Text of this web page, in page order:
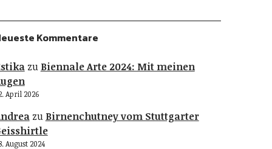
Kommentare
zu Biennale Arte 2024: Mit meinen
April 2026
zu Birnenchutney vom Stuttgarter
August 2024